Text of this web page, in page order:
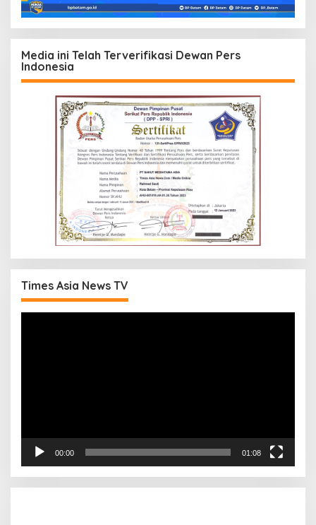
Media ini Telah Terverifikasi Dewan Pers
Indonesia
Times Asia News TV
00:00 01:08